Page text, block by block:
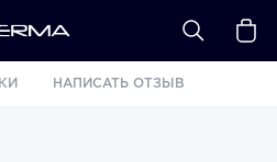
НАПИСАТЬ ОТЗЫВ